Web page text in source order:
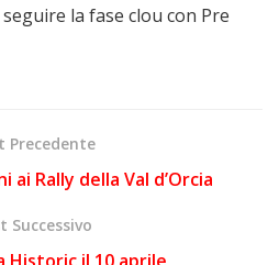
la fase clou con Pre
Precedente
Rally della Val d’Orcia
Successivo